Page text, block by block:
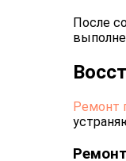
После
Ремонт